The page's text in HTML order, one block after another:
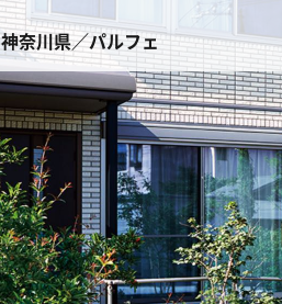
神奈川県／パルフェ